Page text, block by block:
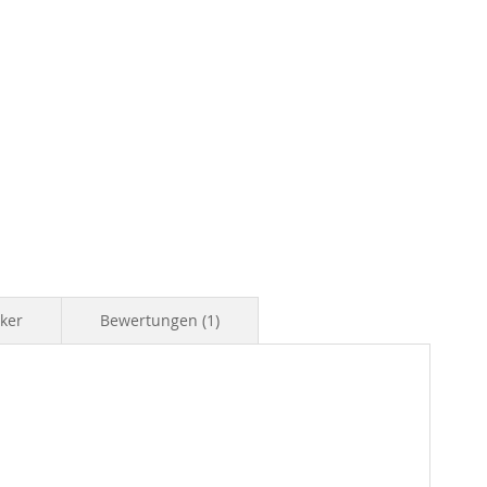
Bewertungen 1